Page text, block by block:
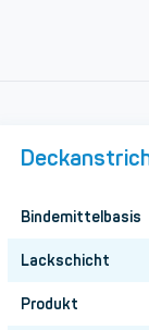
Bindemittelbasis
Lackschicht
Produkt